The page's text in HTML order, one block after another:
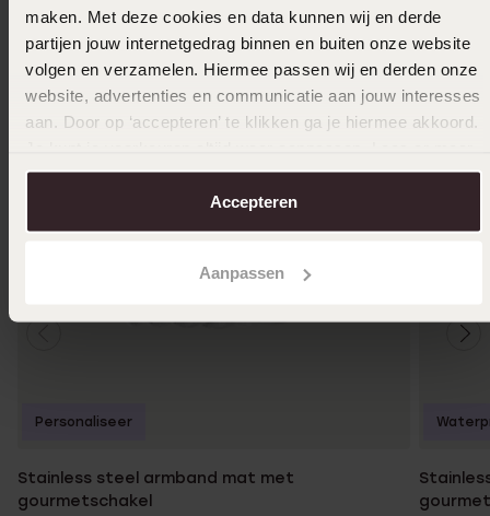
maken. Met deze cookies en data kunnen wij en derde
partijen jouw internetgedrag binnen en buiten onze website
volgen en verzamelen. Hiermee passen wij en derden onze
website, advertenties en communicatie aan jouw interesses
aan. Door op ‘accepteren’ te klikken ga je hiermee akkoord.
over in onscookiebeleid.
Accepteren
Aanpassen
Stainless steel armband mat met
gourmetschakel
Personaliseer